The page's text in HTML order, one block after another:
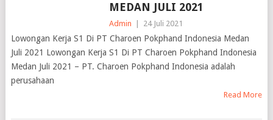
Admin | 24 Juli 2021
Lowongan Kerja S1 Di PT Charoen Pokphand Indonesia Medan
Juli 2021 Lowongan Kerja S1 Di PT Charoen Pokphand Indonesia
Medan Juli 2021 – PT. Charoen Pokphand Indonesia adalah
perusahaan